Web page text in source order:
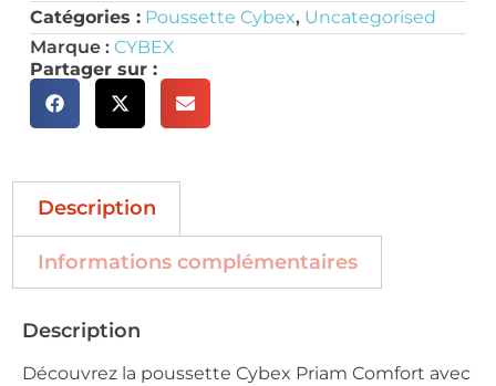
Catégories : Poussette Cybex, Uncategorised
Marque : CYBEX
Partager sur :
Description
Informations complémentaires
Description
Découvrez la poussette Cybex Priam Comfort avec